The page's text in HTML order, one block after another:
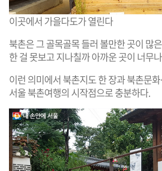
이곳에서 가을다도가 열린다
북촌은 그 골목골목 들러 볼만한 곳이 많
한 걸 못보고 지나칠까 아까운 곳이 너무
이런 의미에서 북촌지도 한 장과 북촌문
서울 북촌여행의 시작점으로 충분하다.